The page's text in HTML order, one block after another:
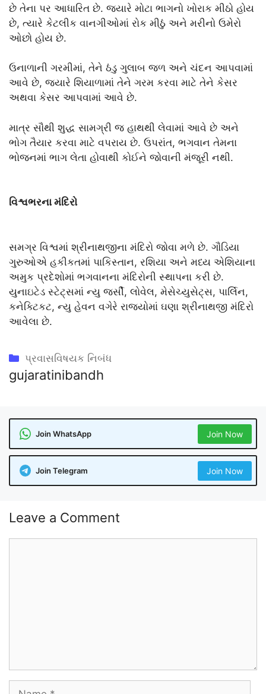
છે તેના પર આધારિત છે. જ્યારે મોટા ભાગનો ખોરાક મીઠો હોય
છે, ત્યારે કેટલીક વાનગીઓમાં રોક મીઠું અને મરીનો ઉમેરો
ઓછો હોય છે.
ઉનાળાની ગરમીમાં, તેને ઠંડુ ગુલાબ જળ અને ચંદન આપવામાં
આવે છે, જ્યારે શિયાળામાં તેને ગરમ કરવા માટે તેને કેસર
અથવા કેસર આપવામાં આવે છે.
માત્ર સૌથી શુદ્ધ સામગ્રી જ હાથથી લેવામાં આવે છે અને
ભોગ તૈયાર કરવા માટે વપરાય છે. ઉપરાંત, ભગવાન તેમના
ભોજનમાં ભાગ લેતા હોવાથી કોઈને જોવાની મંજૂરી નથી.
વિશ્વભરના મંદિરો
સમગ્ર વિશ્વમાં શ્રીનાથજીના મંદિરો જોવા મળે છે. ગૌડિયા
ગુરુઓએ હકીકતમાં પાકિસ્તાન, રશિયા અને મધ્ય એશિયાના
અમુક પ્રદેશોમાં ભગવાનના મંદિરોની સ્થાપના કરી છે.
યુનાઇટેડ સ્ટેટ્સમાં ન્યુ જર્સી, લોવેલ, મેસેચ્યુસેટ્સ, પાર્લિન,
કનેક્ટિકટ, ન્યુ હેવન વગેરે રાજ્યોમાં ઘણા શ્રીનાથજી મંદિરો
આવેલા છે.
Categories
પ્રવાસવિષયક નિબંધ
gujaratinibandh
Join WhatsApp Join Now
Join Telegram Join Now
Leave a Comment
Name